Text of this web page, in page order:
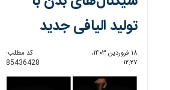
تولید الیافی جدید
۱۸ فروردین ۱۴۰۳،
۱۲:۲۷
کد مطلب:
85436428